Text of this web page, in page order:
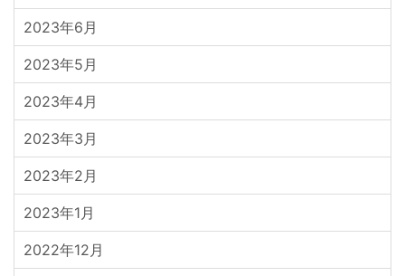
2023年6月
2023年5月
2023年4月
2023年3月
2023年2月
2023年1月
2022年12月